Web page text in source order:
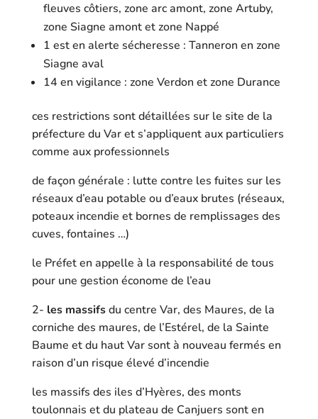
fleuves côtiers, zone arc amont, zone Artuby,
zone Siagne amont et zone Nappé
1 est en alerte sécheresse : Tanneron en zone
Siagne aval
14 en vigilance : zone Verdon et zone Durance
ces restrictions sont détaillées sur le site de la
préfecture du Var et s’appliquent aux particuliers
comme aux professionnels
de façon générale : lutte contre les fuites sur les
réseaux d’eau potable ou d’eaux brutes (réseaux,
poteaux incendie et bornes de remplissages des
cuves, fontaines …)
le Préfet en appelle à la responsabilité de tous
pour une gestion économe de l’eau
2- les massifsdu centre Var, des Maures, de la
corniche des maures, de l’Estérel, de la Sainte
Baume et du haut Var sont à nouveau fermés en
raison d’un risque élevé d’incendie
les massifs des iles d’Hyères, des monts
toulonnais et du plateau de Canjuers sont en